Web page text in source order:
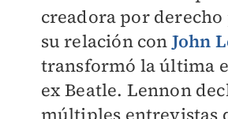
creadora por
su relación con John
transformó la última
ex Beatle. Lennon